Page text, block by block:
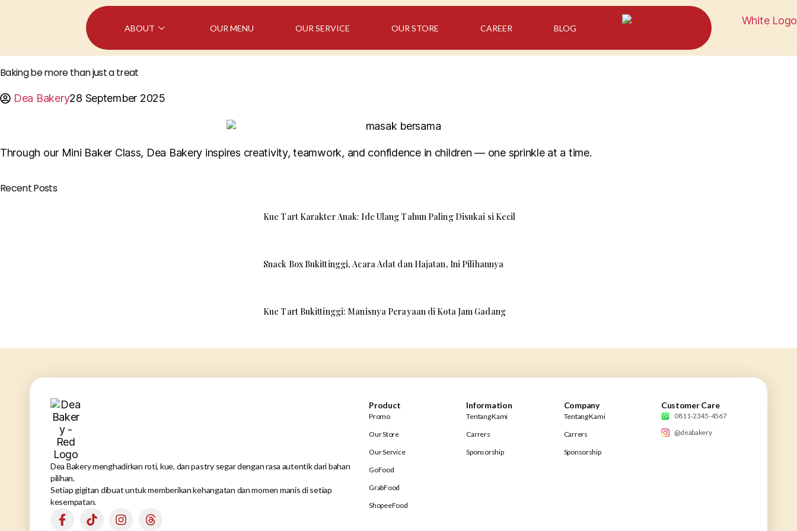
ABOUT OUR MENU OUR SERVICE OUR STORE CAREER BLOG
Baking be more than just a treat
Dea Bakery28 September 2025
Through our Mini Baker Class, Dea Bakery inspires creativity, teamwork, and confidence in children — one sprinkle at a time.
Recent Posts
Kue Tart Karakter Anak: Ide Ulang Tahun Paling Disukai si Kecil
Snack Box Bukittinggi, Acara Adat dan Hajatan, Ini Pilihannya
Kue Tart Bukittinggi: Manisnya Perayaan di Kota Jam Gadang
Dea Bakery menghadirkan roti, kue, dan pastry segar dengan rasa autentik dari bahan
pilihan.
Setiap gigitan dibuat untuk memberikan kehangatan dan momen manis di setiap
kesempatan.
Product
Promo
Our Store
Our Service
GoFood
GrabFood
ShopeeFood
Information
Tentang Kami
Carrers
Sponsorship
Company
Tentang Kami
Carrers
Sponsorship
Customer Care
0811-2345-4567
@deabakery